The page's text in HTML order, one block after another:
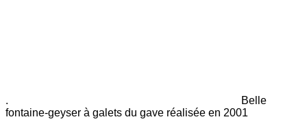
. Belle
fontaine-geyser à galets du gave réalisée en 2001